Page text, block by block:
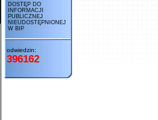
DOSTĘP DO
INFORMACJI
PUBLICZNEJ
NIEUDOSTĘPNIONEJ
W BIP
odwiedzin:
396162